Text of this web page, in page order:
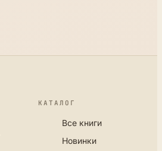
КАТАЛОГ
Все книги
Новинки